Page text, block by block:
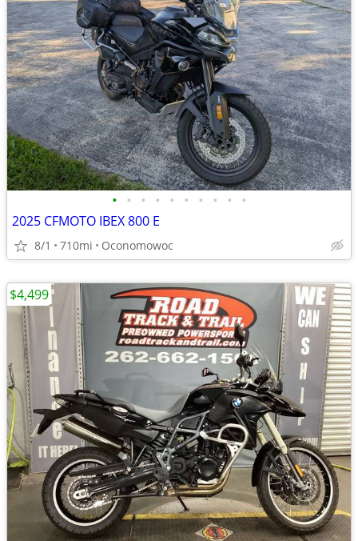
• • • • • • • • • •
2025 CFMOTO IBEX 800 E
8/1 710mi Oconomowoc
$4,499